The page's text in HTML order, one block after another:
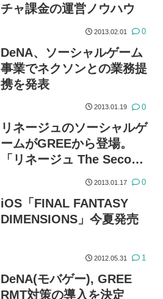
チャ課金の運営ノウハウ
2013.02.01 0
DeNA、ソーシャルゲーム
事業でネクソンとの業務提
携を発表
2013.01.19 0
リネージュのソーシャルゲ
ームがGREEから登場。
「リネージュ The Second
2013.01.17 0
iOS「FINAL FANTASY
DIMENSIONS」今夏発売
2012.05.31 1
DeNA(モバゲー), GREE
RMT対策の導入を決定